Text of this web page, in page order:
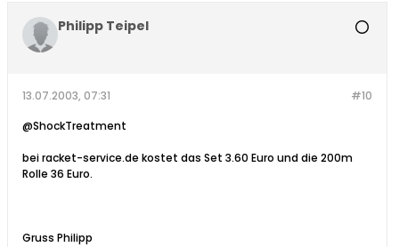
Philipp Teipel
#10
13.07.2003, 07:31
@ShockTreatment
bei racket-service.de kostet das Set 3.60 Euro und die 200m
Rolle 36 Euro.
Gruss Philipp